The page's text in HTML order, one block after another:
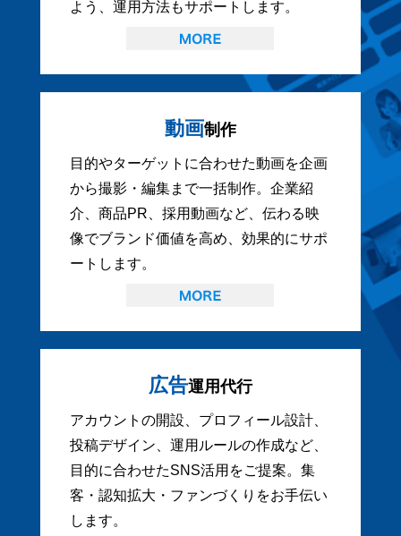
よう、運用方法もサポートします。
動画制作
目的やターゲットに合わせた動画を企画
から撮影・編集まで一括制作。企業紹
介、商品PR、採用動画など、伝わる映
像でブランド価値を高め、効果的にサポ
ートします。
広告運用代行
アカウントの開設、プロフィール設計、
投稿デザイン、運用ルールの作成など、
目的に合わせたSNS活用をご提案。集
客・認知拡大・ファンづくりをお手伝い
します。